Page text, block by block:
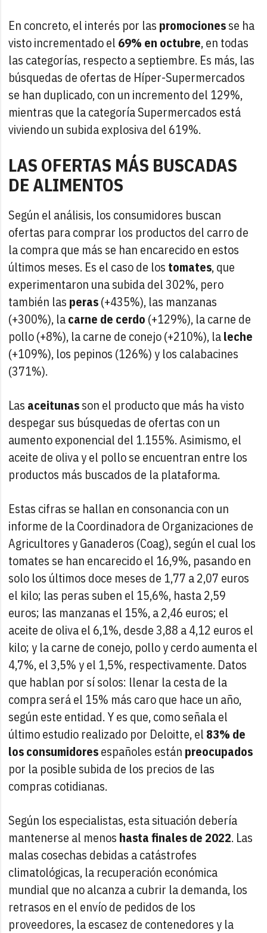
En concreto, el interés por las promocionesse ha
visto incrementado el 69% en octubre, en todas
las categorías, respecto a septiembre. Es más, las
búsquedas de ofertas de Híper-Supermercados
se han duplicado, con un incremento del 129%,
mientras que la categoría Supermercados está
viviendo un subida explosiva del 619%.
LAS OFERTAS MÁS BUSCADAS
DE ALIMENTOS
Según el análisis, los consumidores buscan
ofertas para comprar los productos del carro de
la compra que más se han encarecido en estos
últimos meses. Es el caso de los tomates, que
experimentaron una subida del 302%, pero
también las peras(+435%), las manzanas
(+300%), lacarne de cerdo (+129%), la carne de
pollo (+8%), la carne de conejo (+210%), laleche
(+109%), los pepinos (126%) y los calabacines
(371%).
Las aceitunasson el producto que más ha visto
despegar sus búsquedas de ofertas con un
aumento exponencial del 1.155%. Asimismo, el
aceite de oliva y el pollo se encuentran entre los
productos más buscados de la plataforma.
Estas cifras se hallan en consonancia con un
informe de la Coordinadora de Organizaciones de
Agricultores y Ganaderos (Coag), según el cual los
tomates se han encarecido el 16,9%, pasando en
solo los últimos doce meses de 1,77 a 2,07 euros
el kilo; las peras suben el 15,6%, hasta 2,59
euros; las manzanas el 15%, a 2,46 euros; el
aceite de oliva el 6,1%, desde 3,88 a 4,12 euros el
kilo; y la carne de conejo, pollo y cerdo aumenta el
4,7%, el 3,5% y el 1,5%, respectivamente. Datos
que hablan por sí solos: llenar la cesta de la
compra será el 15% más caro que hace un año,
según este entidad. Y es que, como señala el
último estudio realizado por Deloitte, el 83% de
los consumidoresespañoles están preocupados
por la posible subida de los precios de las
compras cotidianas.
Según los especialistas, esta situación debería
mantenerse al menos hasta finales de 2022. Las
malas cosechas debidas a catástrofes
climatológicas, la recuperación económica
mundial que no alcanza a cubrir la demanda, los
retrasos en el envío de pedidos de los
proveedores, la escasez de contenedores y la